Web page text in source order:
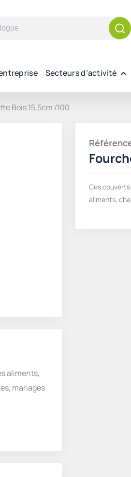
Secteurs d’activité
Bois 15,5cm /100
aliments,
mariages
Ces
aliments,